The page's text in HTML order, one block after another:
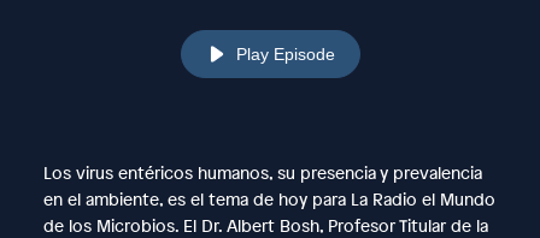
Play Episode
Los virus entéricos humanos, su presencia y prevalencia
en el ambiente, es el tema de hoy para La Radio el Mundo
de los Microbios. El Dr. Albert Bosh, Profesor Titular de la